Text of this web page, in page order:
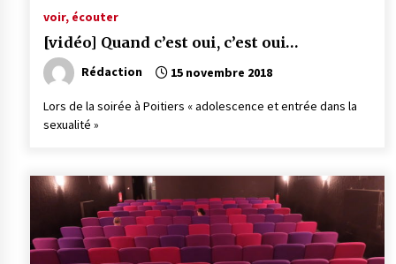
voir, écouter
[vidéo] Quand c’est oui, c’est oui…
Rédaction 15 novembre 2018
Lors de la soirée à Poitiers « adolescence et entrée dans la
sexualité »